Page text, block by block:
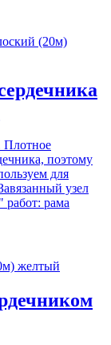
поэтому
для
узел
работ: рама